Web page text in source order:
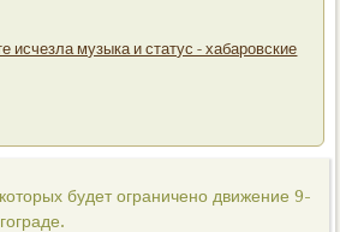
исчезла музыка и статус - хабаровские
будет ограничено движение 9-